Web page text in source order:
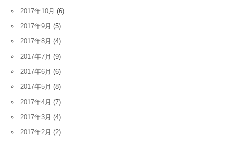
2017年10月 (6)
2017年9月 (5)
2017年8月 (4)
2017年7月 (9)
2017年6月 (6)
2017年5月 (8)
2017年4月 (7)
2017年3月 (4)
2017年2月 (2)